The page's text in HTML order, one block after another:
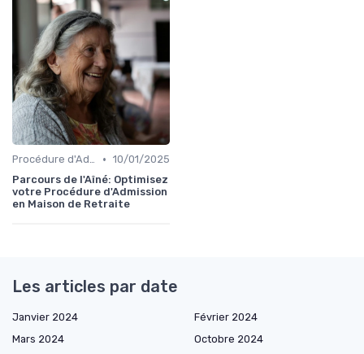
Procédure d'Admission • 10/01/2025
Parcours de l'Aîné: Optimisez
votre Procédure d'Admission
en Maison de Retraite
Les articles par date
Janvier 2024
Février 2024
Mars 2024
Octobre 2024